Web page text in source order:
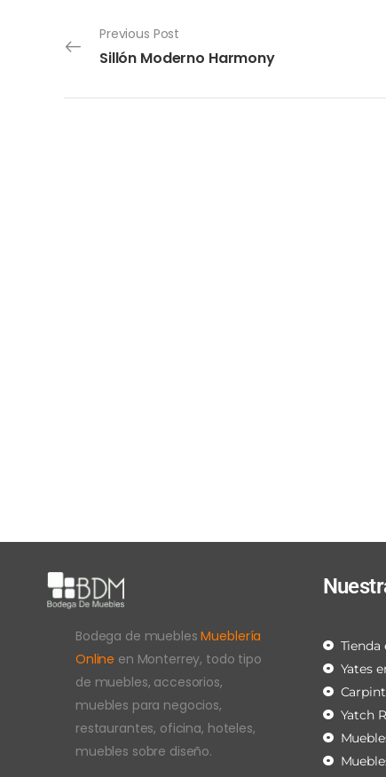
Previous Post
Sillón Moderno Harmony
Bodega de mueblesMueblería
Online en Monterrey, todo tipo
de muebles, accesorios,
muebles para negocios,
restaurantes, oficina, hoteles,
muebles sobre diseño.
Tienda
Yates
Yatch